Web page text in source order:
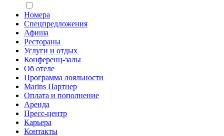
Номера
Спецпредложения
Афиша
Рестораны
Услуги и отдых
Конференц-залы
Об отеле
Программа лояльности
Marins Партнер
Оплата и пополнение
Аренда
Пресс-центр
Карьера
Контакты